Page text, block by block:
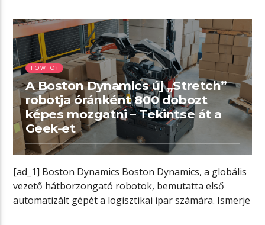
02:12 READ TIME
HOW TO?
A Boston Dynamics új „Stretch”
robotja óránként 800 dobozt
képes mozgatni – Tekintse át a
Geek-et
[ad_1] Boston Dynamics Boston Dynamics, a globális
vezető hátborzongató robotok, bemutatta első
automatizált gépét a logisztikai ipar számára. Ismerje